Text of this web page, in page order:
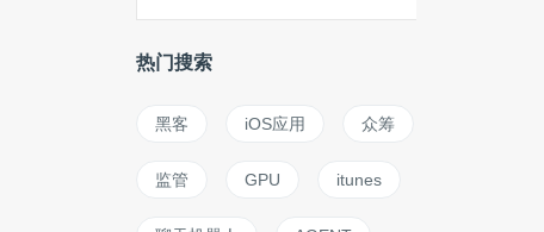
热门搜索
黑客 iOS应用 众筹
监管 GPU itunes